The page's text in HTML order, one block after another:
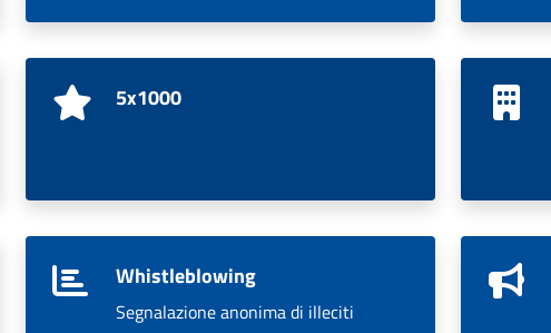
5x1000
Whistleblowing
Segnalazione anonima di illeciti